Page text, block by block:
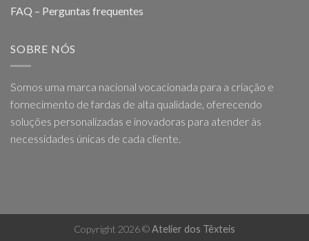
FAQ – Perguntas frequentes
SOBRE NÓS
Somos uma marca nacional vocacionada para a criação e
fornecimento de fardas de alta qualidade, oferecendo
soluções personalizadas e inovadoras para atender às
necessidades únicas de cada cliente.
Copyright 2026 ©Atelier dos Têxteis